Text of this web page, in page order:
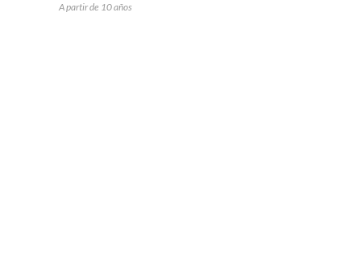
A partir de 10 años